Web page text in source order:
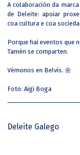
A colaboración da
de Deleite: apoiar
coa cultura e coa
Porque hai eventos que
Tamén se comparten.
Vémonos en Belvís. 🌼
Foto: Aigi Boga
Deleite Galego